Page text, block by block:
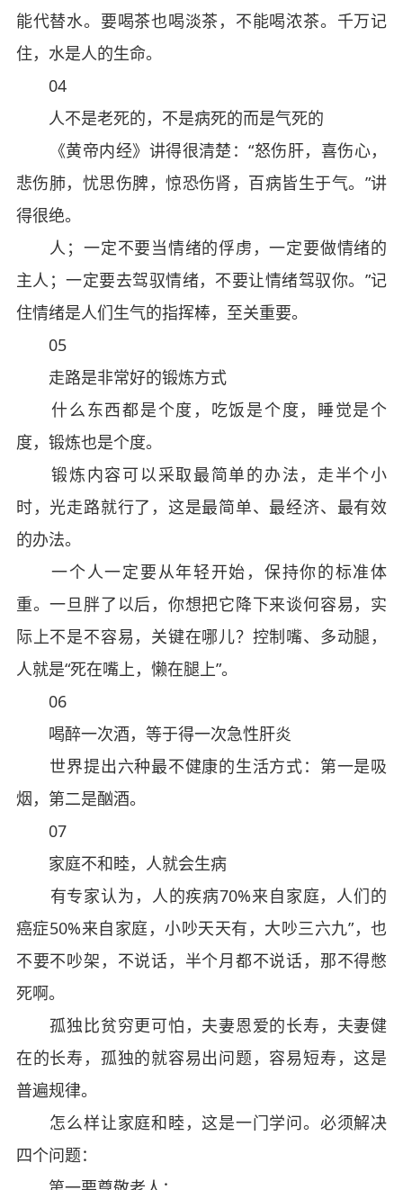
能代替水。要喝茶也喝淡茶，不能喝浓茶。千万记
住，水是人的生命。
04
人不是老死的，不是病死的而是气死的
《黄帝内经》讲得很清楚：“怒伤肝，喜伤心，
悲伤肺，忧思伤脾，惊恐伤肾，百病皆生于气。”讲
得很绝。
人；一定不要当情绪的俘虏，一定要做情绪的
主人；一定要去驾驭情绪，不要让情绪驾驭你。”记
住情绪是人们生气的指挥棒，至关重要。
05
走路是非常好的锻炼方式
什么东西都是个度，吃饭是个度，睡觉是个
度，锻炼也是个度。
锻炼内容可以采取最简单的办法，走半个小
时，光走路就行了，这是最简单、最经济、最有效
的办法。
一个人一定要从年轻开始，保持你的标准体
重。一旦胖了以后，你想把它降下来谈何容易，实
际上不是不容易，关键在哪儿？控制嘴、多动腿，
人就是“死在嘴上，懒在腿上”。
06
喝醉一次酒，等于得一次急性肝炎
世界提出六种最不健康的生活方式：第一是吸
烟，第二是酗酒。
07
家庭不和睦，人就会生病
有专家认为，人的疾病70%来自家庭，人们的
癌症50%来自家庭，小吵天天有，大吵三六九”，也
不要不吵架，不说话，半个月都不说话，那不得憋
死啊。
孤独比贫穷更可怕，夫妻恩爱的长寿，夫妻健
在的长寿，孤独的就容易出问题，容易短寿，这是
普遍规律。
怎么样让家庭和睦，这是一门学问。必须解决
四个问题：